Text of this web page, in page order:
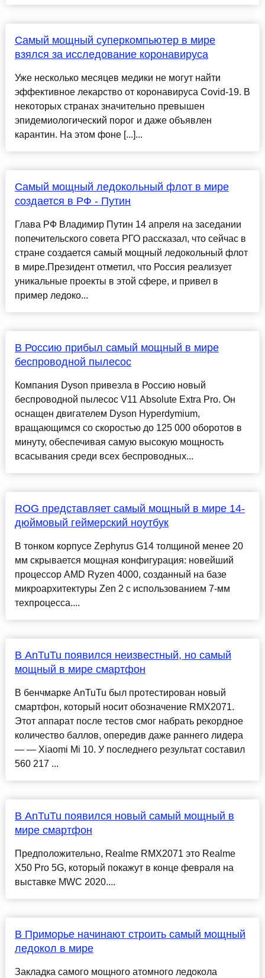
Самый мощный суперкомпьютер в мире
взялся за исследование коронавируса
Уже несколько месяцев медики не могут найти
эффективное лекарство от коронавируса Covid-19. В
некоторых странах значительно превышен
эпидемиологический порог и даже объявлен
карантин. На этом фоне [...]...
Самый мощный ледокольный флот в мире
создается в РФ - Путин
Глава РФ Владимир Путин 14 апреля на заседании
попечительского совета РГО рассказал, что сейчас в
стране создается самый мощный ледокольный флот
в мире.Президент отметил, что Россия реализует
уникальные проекты в этой сфере, и привел в
пример ледоко...
В Россию прибыл самый мощный в мире
беспроводной пылесос
Компания Dyson привезла в Россию новый
беспроводной пылесос V11 Absolute Extra Pro. Он
оснащен двигателем Dyson Hyperdymium,
вращающимся со скоростью до 125 000 оборотов в
минуту, обеспечивая самую высокую мощность
всасывания среди всех беспроводных...
ROG представляет самый мощный в мире 14-
дюймовый геймерский ноутбук
В тонком корпусе Zephyrus G14 толщиной менее 20
мм скрывается мощная конфигурация: новейший
процессор AMD Ryzen 4000, созданный на базе
микроархитектуры Zen 2 с использованием 7-мм
техпроцесса....
В AnTuTu появился неизвестный, но самый
мощный в мире смартфон
В бенчмарке AnTuTu был протестирован новый
смартфон, который носит обозначение RMX2071.
Этот аппарат после тестов смог набрать рекордное
количество баллов, опередив даже раннего лидера
— — Xiaomi Mi 10. У последнего результат составил
560 217 ...
В AnTuTu появился новый самый мощный в
мире смартфон
Предположительно, Realme RMX2071 это Realme
X50 Pro 5G, который покажут в конце февраля на
выставке MWC 2020....
В Приморье начинают строить самый мощный
ледокол в мире
Закладка самого мощного атомного ледокола